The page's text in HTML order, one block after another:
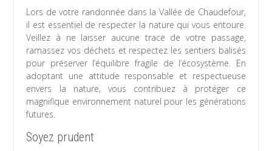
Lors de votre randonnée dans la Vallée de Chaudefour,
il est essentiel de respecter la nature qui vous entoure.
Veillez à ne laisser aucune trace de votre passage,
ramassez vos déchets et respectez les sentiers balisés
pour préserver l’équilibre fragile de l’écosystème. En
adoptant une attitude responsable et respectueuse
envers la nature, vous contribuez à protéger ce
magnifique environnement naturel pour les générations
futures.
Soyez prudent